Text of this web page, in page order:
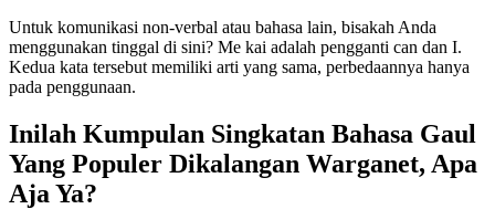
Untuk komunikasi non-verbal atau bahasa lain, bisakah Anda
menggunakan tinggal di sini? Me kai adalah pengganti can dan I.
Kedua kata tersebut memiliki arti yang sama, perbedaannya hanya
pada penggunaan.
Inilah Kumpulan Singkatan Bahasa Gaul
Yang Populer Dikalangan Warganet, Apa
Aja Ya?